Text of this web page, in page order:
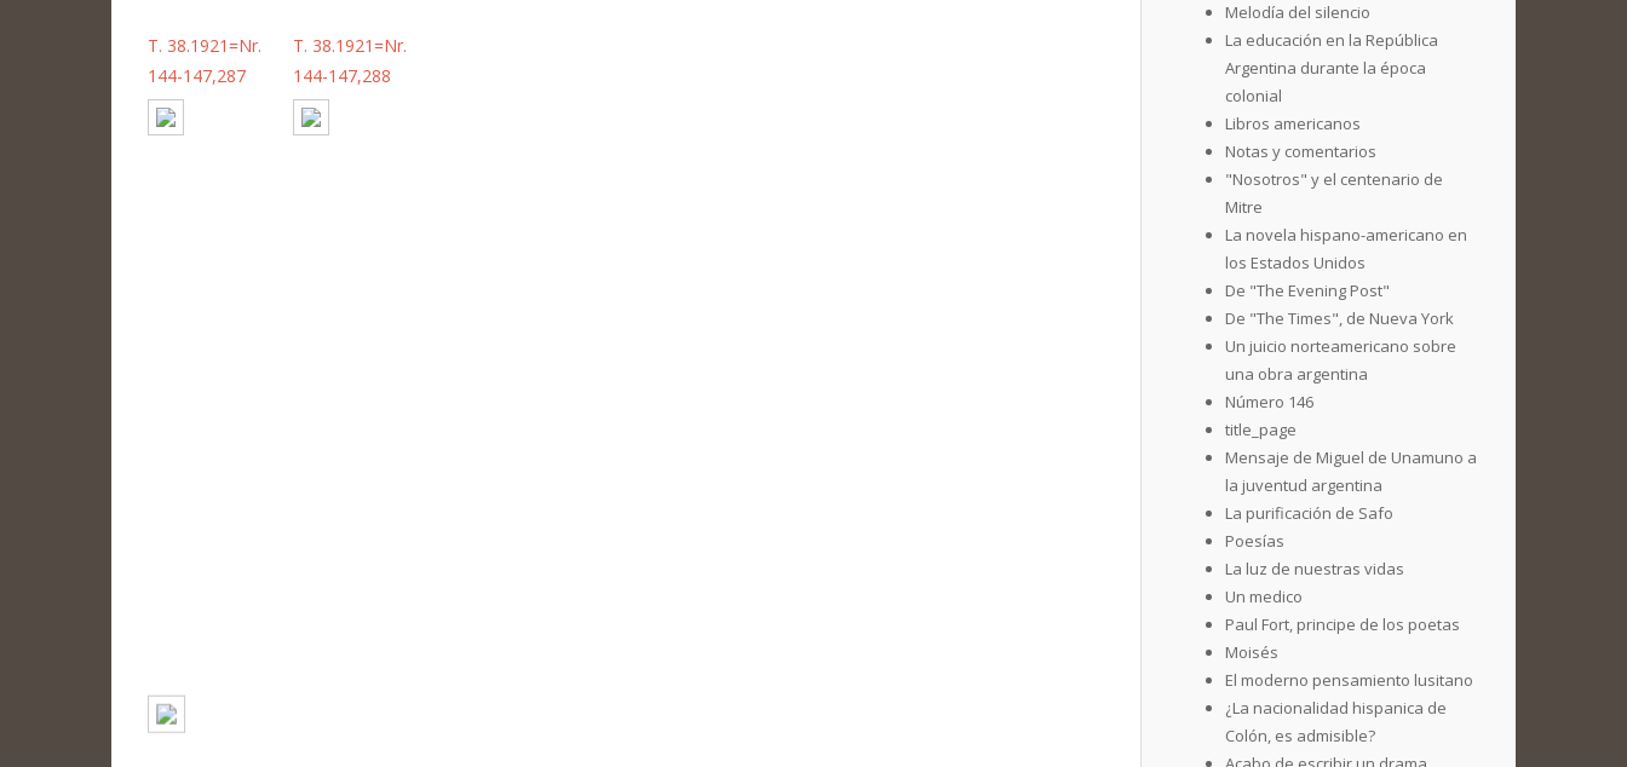
T. 38.1921=Nr.
144-147,287
T. 38.1921=Nr.
144-147,288
Melodía del silencio
La educación en la República
Argentina durante la época
colonial
Libros americanos
Notas y comentarios
"Nosotros" y el centenario de
Mitre
La novela hispano-americano en
los Estados Unidos
De "The Evening Post"
De "The Times", de Nueva York
Un juicio norteamericano sobre
una obra argentina
Número 146
title_page
Mensaje de Miguel de Unamuno a
la juventud argentina
La purificación de Safo
Poesías
La luz de nuestras vidas
Un medico
Paul Fort, principe de los poetas
Moisés
El moderno pensamiento lusitano
¿La nacionalidad hispanica de
Colón, es admisible?